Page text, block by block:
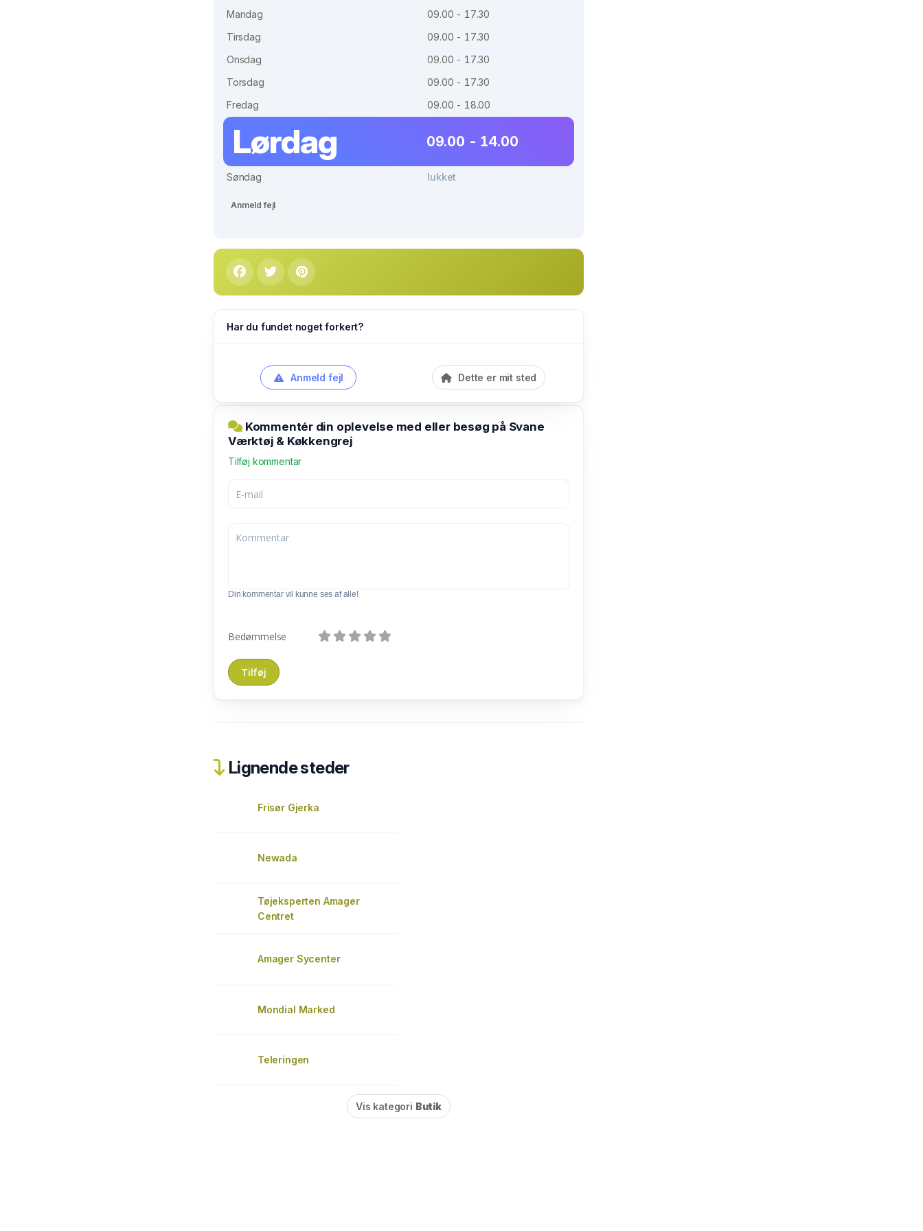
Mandag
09.00 - 17.30
Tirsdag
09.00 - 17.30
Onsdag
09.00 - 17.30
Torsdag
09.00 - 17.30
Fredag
09.00 - 18.00
Lørdag 09.00 - 14.00
Søndag lukket
Anmeld fejl
Har du fundet noget forkert?
Anmeld fejl Dette er mit sted
Kommentér din oplevelse med eller besøg på Svane
Værktøj & Køkkengrej
Tilføj kommentar
Din kommentar vil kunne ses af alle!
Bedømmelse
Lignende steder
Frisør Gjerka
Newada
Tøjeksperten Amager
Centret
Amager Sycenter
Mondial Marked
Teleringen
Vis kategori Butik